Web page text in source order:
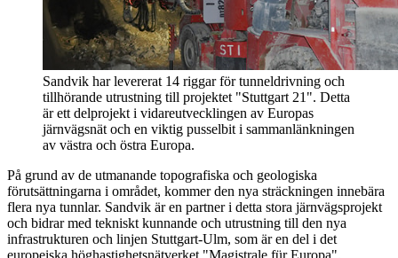
Sandvik har levererat 14 riggar för tunneldrivning och
tillhörande utrustning till projektet "Stuttgart 21". Detta
är ett delprojekt i vidareutvecklingen av Europas
järnvägsnät och en viktig pusselbit i sammanlänkningen
av västra och östra Europa.
På grund av de utmanande topografiska och geologiska
förutsättningarna i området, kommer den nya sträckningen innebära
flera nya tunnlar. Sandvik är en partner i detta stora järnvägsprojekt
och bidrar med tekniskt kunnande och utrustning till den nya
infrastrukturen och linjen Stuttgart-Ulm, som är en del i det